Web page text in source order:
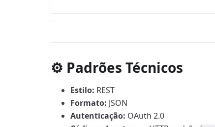
⚙️ Padrões Técnicos
Estilo: REST
Formato: JSON
Autenticação: OAuth 2.0